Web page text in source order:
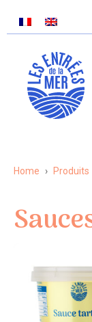
Home Produits